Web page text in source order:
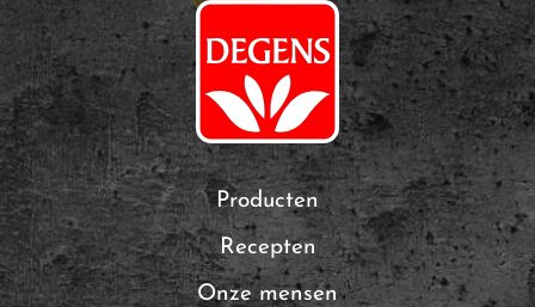
Producten
Recepten
Onze mensen